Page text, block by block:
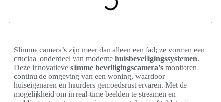
Slimme camera’s zijn meer dan alleen een fad; ze vormen een
cruciaal onderdeel van moderne huisbeveiligingssystemen.
Deze innovatieve slimme beveiligingscamera’s monitoren
continu de omgeving van een woning, waardoor
huiseigenaren en huurders gemoedsrust ervaren. Met de
mogelijkheid om in real-time beelden te streamen en